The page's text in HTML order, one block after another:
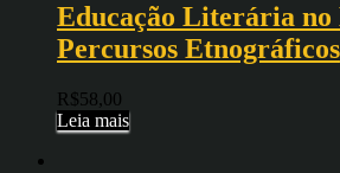
Educação Literária no
Percursos Etnográficos
R$58,00
Leia mais